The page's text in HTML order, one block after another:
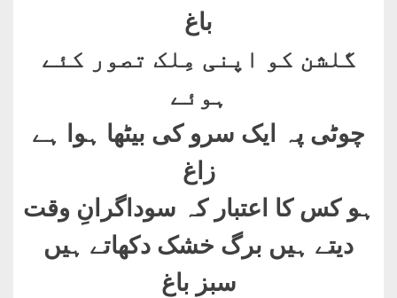
باغ
گلشن کو اپنی مِلک تصور کئے
ہوئے
چوٹی پہ ایک سرو کی بیٹھا ہوا ہے
زاغ
ہو کس کا اعتبار کہ سوداگرانِ وقت
دیتے ہیں برگ خشک دکھاتے ہیں
سبز باغ